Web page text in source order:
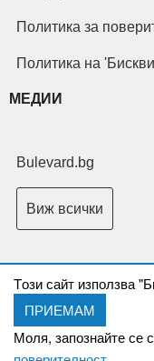
Tози сайт използва
ПРИЕМАМ
Моля, запознайте се
Политика за
Политика на
МЕДИИ
Bulevard.bg
Виж всички
Copyright © 2026